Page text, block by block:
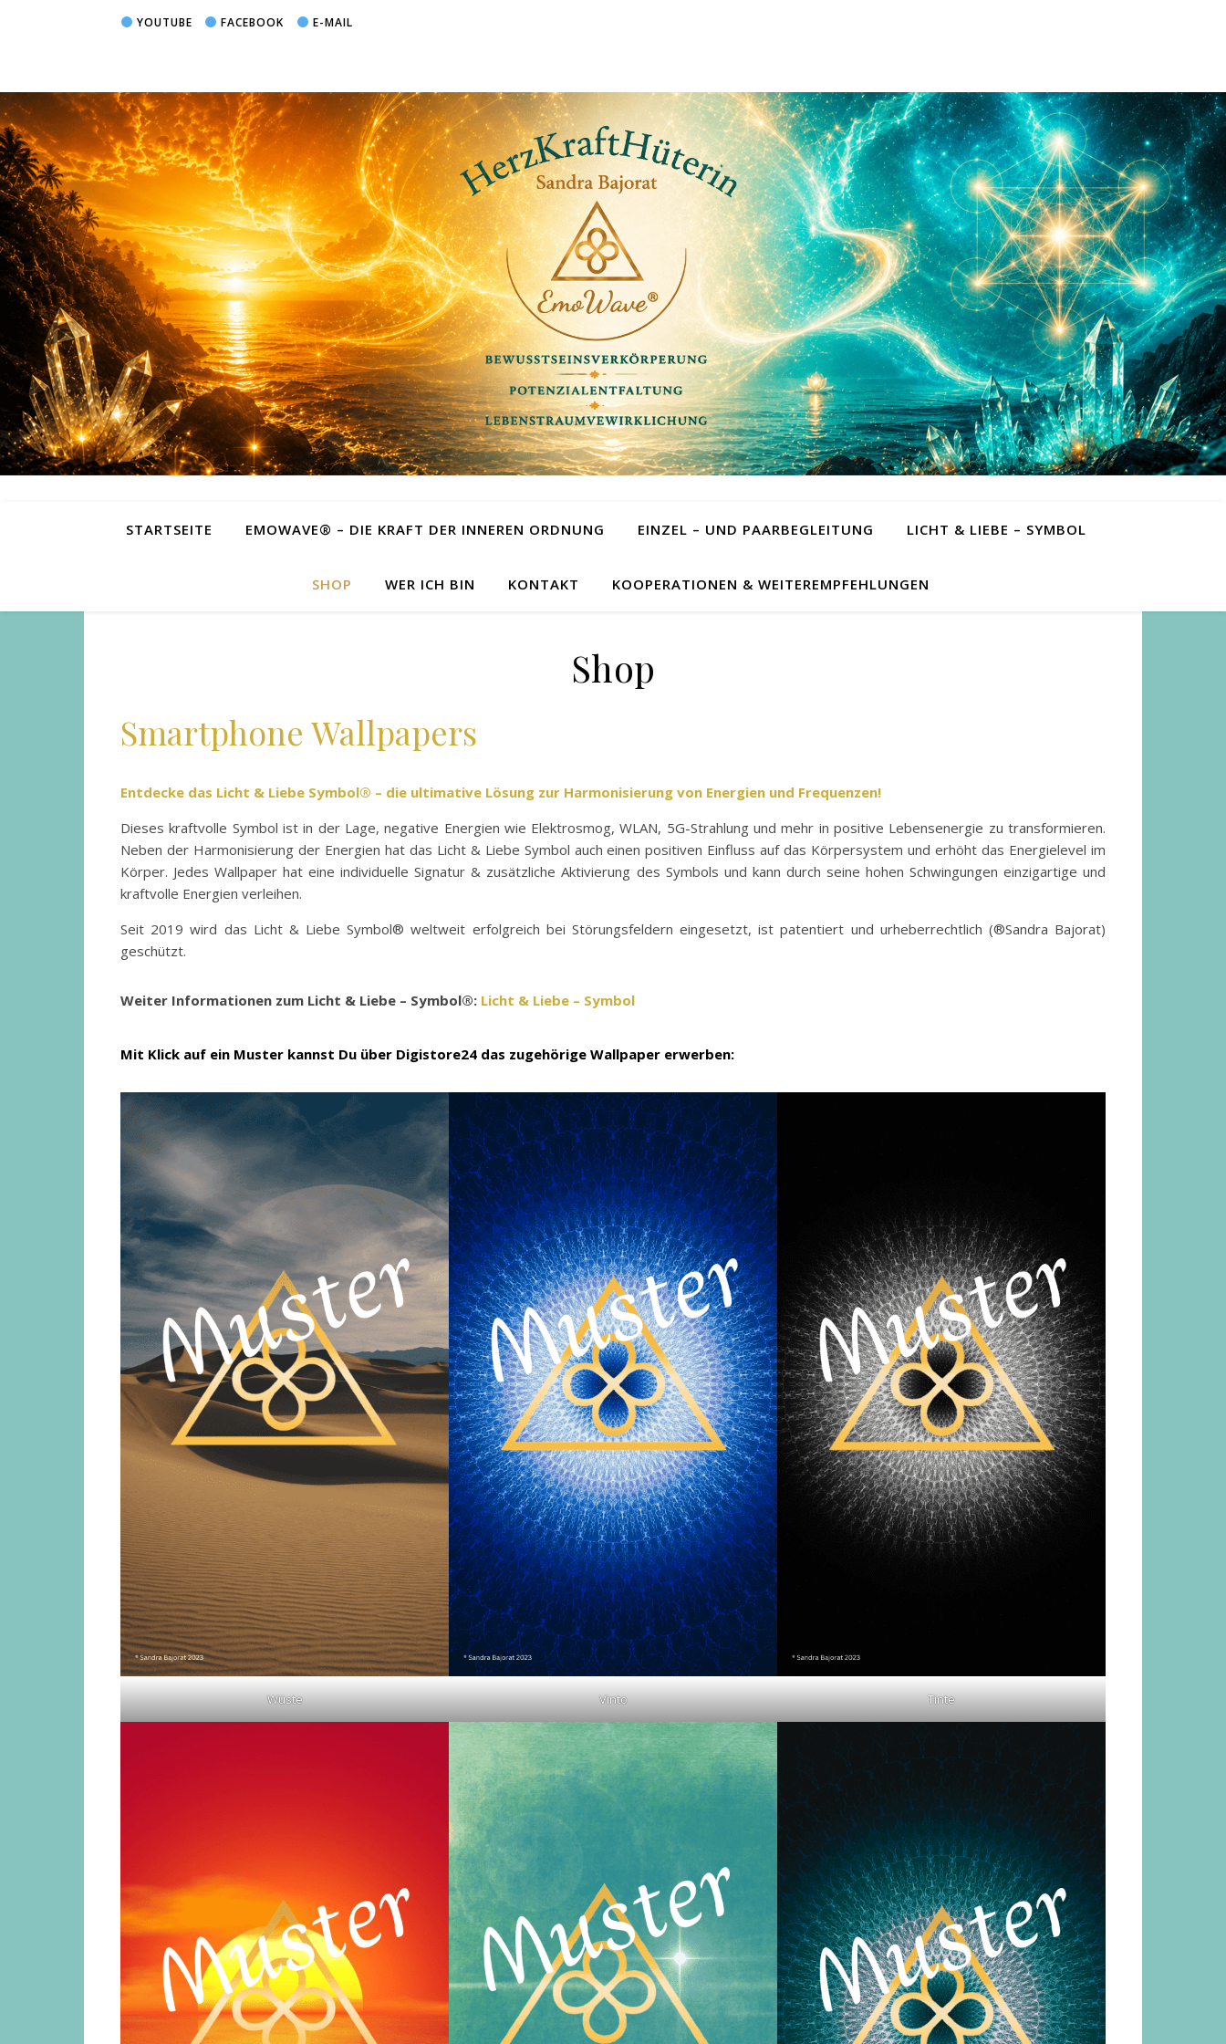
YOUTUBE FACEBOOK E-MAIL
STARTSEITE EMOWAVE® – DIE KRAFT DER INNEREN ORDNUNG EINZEL – UND PAARBEGLEITUNG LICHT & LIEBE – SYMBOL
SHOP WER ICH BIN KONTAKT KOOPERATIONEN & WEITEREMPFEHLUNGEN
Shop
Smartphone Wallpapers
Entdecke das Licht & Liebe Symbol® – die ultimative Lösung zur Harmonisierung von Energien und Frequenzen!
Dieses kraftvolle Symbol ist in der Lage, negative Energien wie Elektrosmog, WLAN, 5G-Strahlung und mehr in positive Lebensenergie zu transformieren.
Neben der Harmonisierung der Energien hat das Licht & Liebe Symbol auch einen positiven Einfluss auf das Körpersystem und erhöht das Energielevel im
Körper. Jedes Wallpaper hat eine individuelle Signatur & zusätzliche Aktivierung des Symbols und kann durch seine hohen Schwingungen einzigartige und
kraftvolle Energien verleihen.
Seit 2019 wird das Licht & Liebe Symbol® weltweit erfolgreich bei Störungsfeldern eingesetzt, ist patentiert und urheberrechtlich (®Sandra Bajorat)
geschützt.
Weiter Informationen zum Licht & Liebe – Symbol®: Licht & Liebe – Symbol
Mit Klick auf ein Muster kannst Du über Digistore24 das zugehörige Wallpaper erwerben:
Wüste Vinto Tinte